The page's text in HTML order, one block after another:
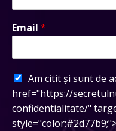
Email *
Am citit și sunt de
href="https://
confidentialitate/"